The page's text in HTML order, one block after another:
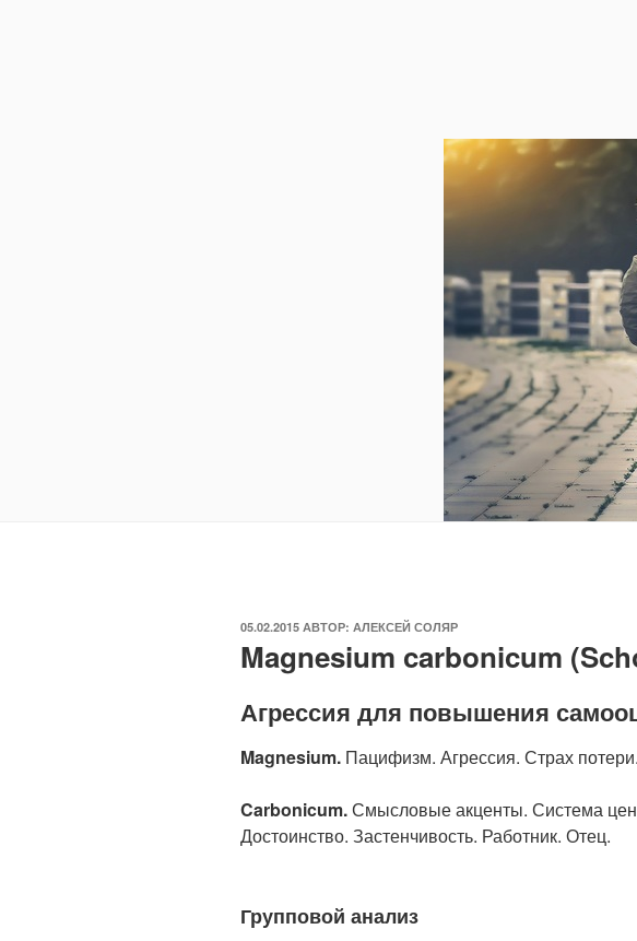
ОПУБЛИКОВАНО
05.02.2015 АВТОР: АЛЕКСЕЙ СОЛЯР
Magnesium carbonicum
Агрессия для повышения
Magnesium. Пацифизм. Агрессия. Страх
Carbonicum.Смысловые акценты. Система
Достоинство. Застенчивость. Работник. Отец.
Групповой анализ